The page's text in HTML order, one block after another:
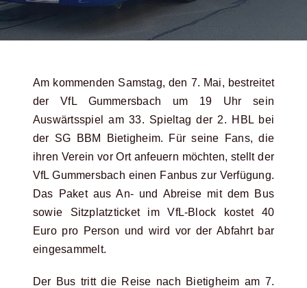
Am kommenden Samstag, den 7. Mai, bestreitet
der VfL Gummersbach um 19 Uhr sein
Auswärtsspiel am 33. Spieltag der 2. HBL bei
der SG BBM Bietigheim. Für seine Fans, die
ihren Verein vor Ort anfeuern möchten, stellt der
VfL Gummersbach einen Fanbus zur Verfügung.
Das Paket aus An- und Abreise mit dem Bus
sowie Sitzplatzticket im VfL-Block kostet 40
Euro pro Person und wird vor der Abfahrt bar
eingesammelt.
Der Bus tritt die Reise nach Bietigheim am 7.